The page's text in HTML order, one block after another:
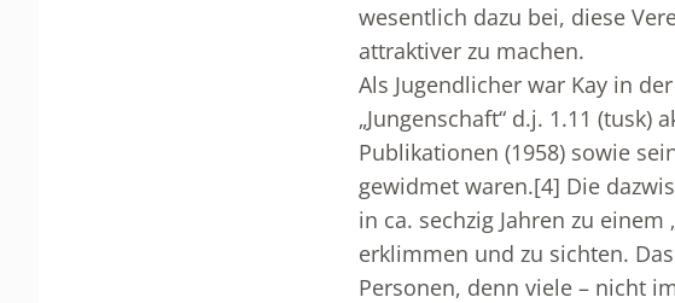
wesentlich dazu bei, diese
attraktiver zu machen.
Als Jugendlicher war Kay in
„Jungenschaft“ d.j. 1.11
Publikationen (1958) sowie
gewidmet waren.[4] Die
in ca. sechzig Jahren zu
erklimmen und zu sichten.
Personen, denn viele – nicht